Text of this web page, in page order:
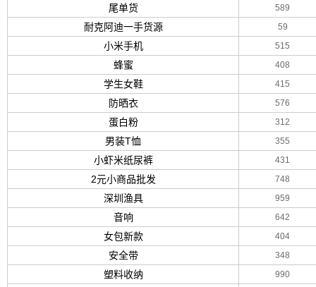
尾单货 589
耐克阿迪一手货源 59
小米手机 515
蜂蜜 408
学生女鞋 415
防晒衣 576
蛋白粉 312
男装T恤 355
小虾米纸尿裤 431
2元小商品批发 748
深圳渔具 959
音响 642
女包新款 404
安全带 348
塑料收纳 990